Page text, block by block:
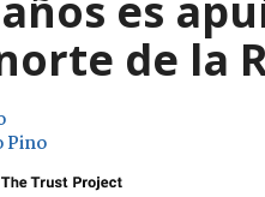
de la
Pino